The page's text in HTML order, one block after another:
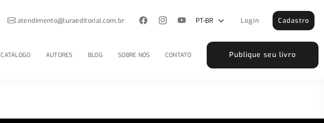
CATÁLOGO AUTORES BLOG SOBRE NÓS CONTATO Publique seu livro
atendimento@luraeditorial.com.br Login Cadastro